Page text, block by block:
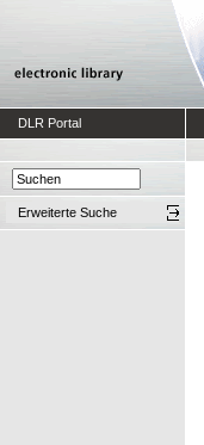
DLR Portal
Erweiterte Suche